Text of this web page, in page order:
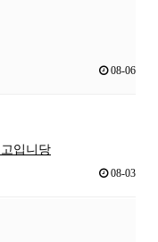
08-06
입니당
08-03